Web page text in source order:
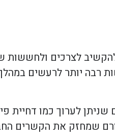
לצרכים ולחששות
רבה יותר לרעשים
לערוך כמו דחיית
שמחזק את הקשרים